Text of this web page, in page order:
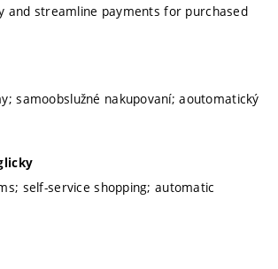
and streamline payments for purchased
samoobslužné nakupovaní; aoutomatický
self-service shopping; automatic